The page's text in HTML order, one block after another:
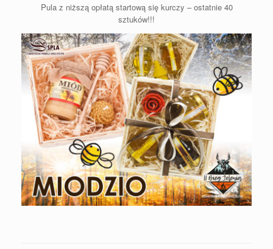
Pula z niższą opłatą startową się kurczy – ostatnie 40
sztuków!!!